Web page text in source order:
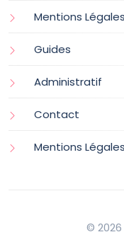
Mentions Légales
Guides
Administratif
Contact
Mentions Légales
©